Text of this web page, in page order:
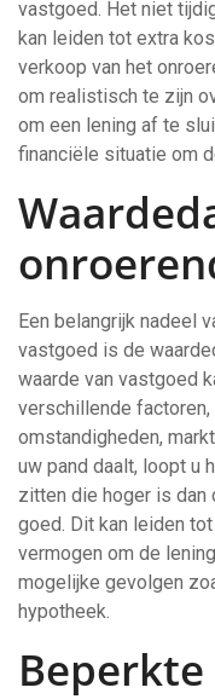
vastgoed. Het niet
kan leiden tot extra
verkoop van het
om realistisch te zijn
om een lening af te
financiële situatie om
Een belangrijk nadeel
vastgoed is de
waarde van vastgoed
verschillende
omstandigheden,
uw pand daalt, loopt u
zitten die hoger is dan
goed. Dit kan leiden
vermogen om de
mogelijke gevolgen
hypotheek.